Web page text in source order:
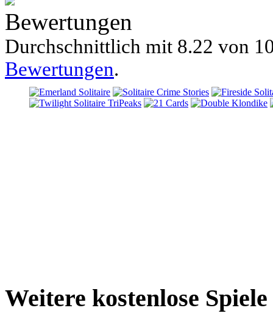
Bewertungen
Durchschnittlich mit 8.22 von
Bewertungen.
Weitere kostenlose